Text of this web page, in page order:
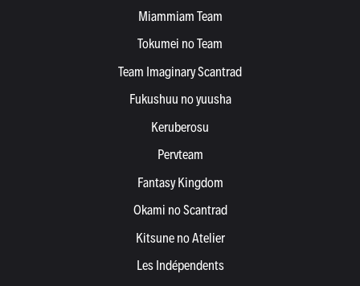
Miammiam Team
Tokumei no Team
Team Imaginary Scantrad
Fukushuu no yuusha
Keruberosu
Pervteam
Fantasy Kingdom
Okami no Scantrad
Kitsune no Atelier
Les Indépendents